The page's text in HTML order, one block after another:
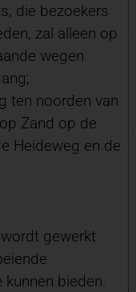
die bezoekers
zal alleen op
wegen
ten noorden van
Zand op de
Heideweg en de
wordt gewerkt
bieden.